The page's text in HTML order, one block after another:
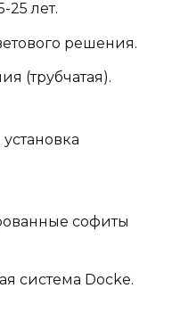
25 лет.
решения.
(трубчатая).
софиты
система Docke.